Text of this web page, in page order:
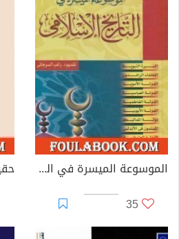
الموسوعة الميسرة في التاريخ الإسلامي
35